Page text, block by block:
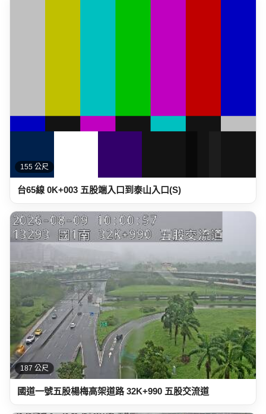
155 公尺
台65線 0K+003 五股端入口到泰山入口(S)
187 公尺
國道一號五股楊梅高架道路 32K+990 五股交流道